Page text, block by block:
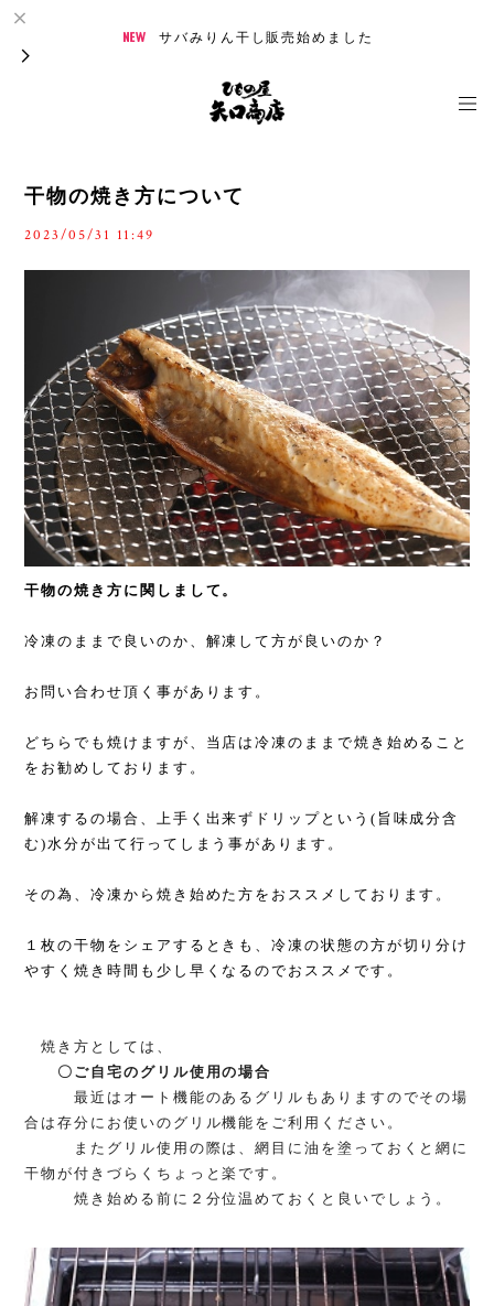
サバみりん干し販売始めました
干物の焼き方について
2023/05/31 11:49
干物の焼き方に関しまして。
冷凍のままで良いのか、解凍して方が良いのか？
お問い合わせ頂く事があります。
どちらでも焼けますが、当店は冷凍のままで焼き始めること
をお勧めしております。
解凍するの場合、上手く出来ずドリップという(旨味成分含
む)水分が出て行ってしまう事があります。
その為、冷凍から焼き始めた方をおススメしております。
１枚の干物をシェアするときも、冷凍の状態の方が切り分け
やすく焼き時間も少し早くなるのでおススメです。
焼き方としては、
〇ご自宅のグリル使用の場合
最近はオート機能のあるグリルもありますのでその場
合は存分にお使いのグリル機能をご利用ください。
またグリル使用の際は、網目に油を塗っておくと網に
干物が付きづらくちょっと楽です。
焼き始める前に２分位温めておくと良いでしょう。